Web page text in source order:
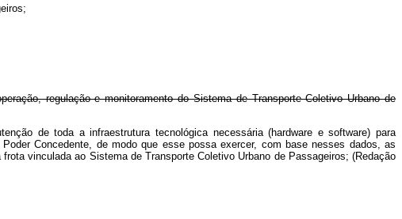
regulação e monitoramento do Sistema de Transporte Coletivo Urbano de
de toda a infraestrutura tecnológica necessária (hardware e software) para
Concedente, de modo que esse possa exercer, com base nesses dados, as
vinculada ao Sistema de Transporte Coletivo Urbano de Passageiros; (Redação